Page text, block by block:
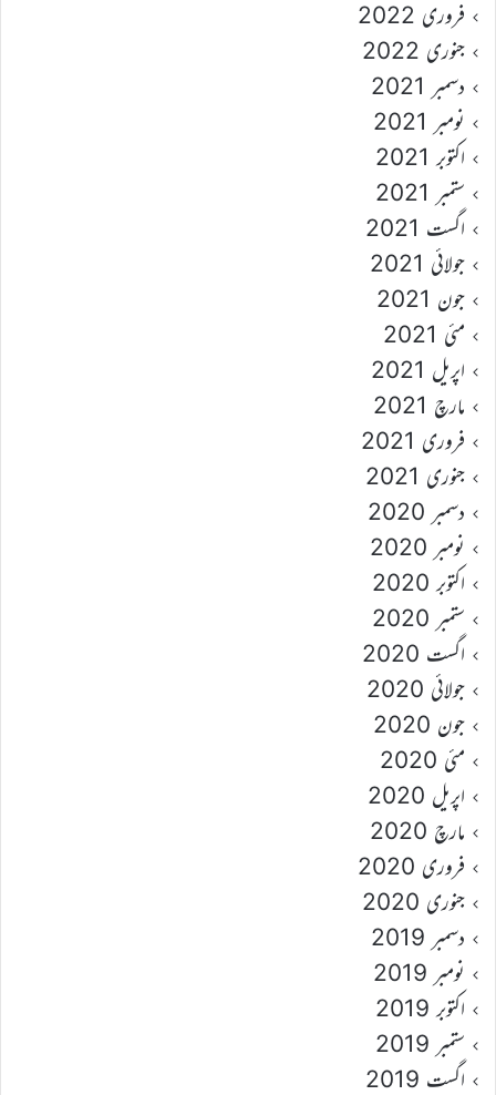
فروری 2022
جنوری 2022
دسمبر 2021
نومبر 2021
اکتوبر 2021
ستمبر 2021
اگست 2021
جولائی 2021
جون 2021
مئی 2021
اپریل 2021
مارچ 2021
فروری 2021
جنوری 2021
دسمبر 2020
نومبر 2020
اکتوبر 2020
ستمبر 2020
اگست 2020
جولائی 2020
جون 2020
مئی 2020
اپریل 2020
مارچ 2020
فروری 2020
جنوری 2020
دسمبر 2019
نومبر 2019
اکتوبر 2019
ستمبر 2019
اگست 2019